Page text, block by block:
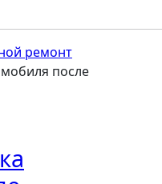
ремонт
после